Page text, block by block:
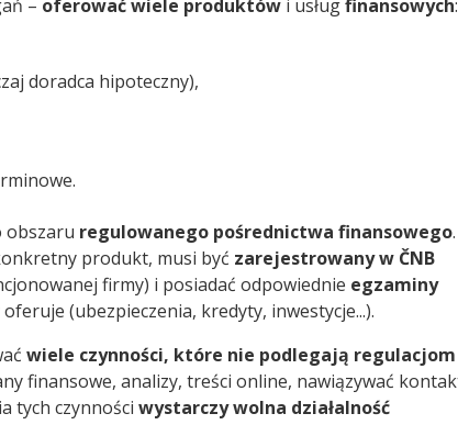
– oferować wiele produktów i usługfinansowych:
doradca hipoteczny),
obszaru regulowanego pośrednictwa finansowego.
produkt, musi być zarejestrowany w ČNB
firmy) i posiadać odpowiednie egzaminy
(ubezpieczenia, kredyty, inwestycje...).
wiele czynności, które nie podlegają regulacjom
finansowe, analizy, treści online, nawiązywać
tych czynności wystarczy wolna działalność